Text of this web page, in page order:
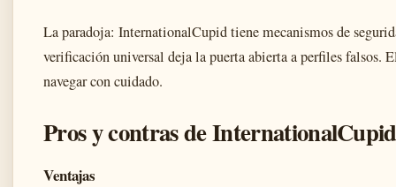
La paradoja: InternationalCupid tiene mecanismos de
verificación universal deja la puerta abierta a perfiles falsos.
navegar con cuidado.
Pros y contras de InternationalCupid
Ventajas